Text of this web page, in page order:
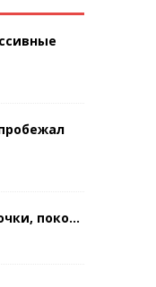
поко...